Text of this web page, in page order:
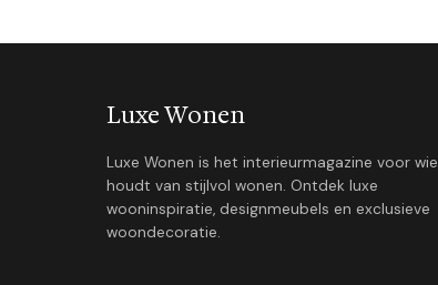
Luxe Wonen
Luxe Wonen is het interieurmagazine voor wie
houdt van stijlvol wonen. Ontdek luxe
wooninspiratie, designmeubels en exclusieve
woondecoratie.